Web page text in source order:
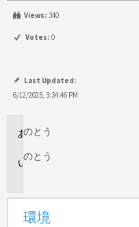
Views: 340
Votes: 0
Last Updated:
6/12/2025, 3:34:46 PM
環
説
のとう
のとう
環境